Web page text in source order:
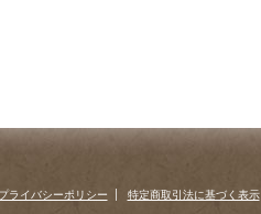
ライバシーポリシー 特定商取引法に基づく表示